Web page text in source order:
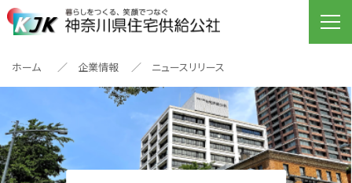
ホーム 企業情報 ニュースリリース